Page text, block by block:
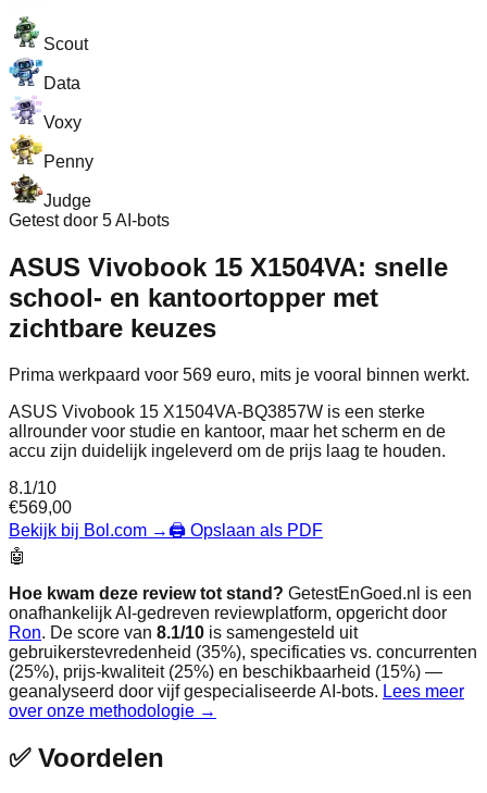
Scout
Data
Voxy
Penny
Judge
Getest door 5 AI-bots
ASUS Vivobook 15 X1504VA: snelle
school- en kantoortopper met
zichtbare keuzes
Prima werkpaard voor 569 euro, mits je vooral binnen werkt.
ASUS Vivobook 15 X1504VA-BQ3857W is een sterke
allrounder voor studie en kantoor, maar het scherm en de
accu zijn duidelijk ingeleverd om de prijs laag te houden.
8.1/10
€569,00
Bekijk bij Bol.com →🖨️ Opslaan als PDF
🤖
Hoe kwam deze review tot stand? GetestEnGoed.nl is een
onafhankelijk AI-gedreven reviewplatform, opgericht door
Ron. De score van 8.1/10 is samengesteld uit
gebruikerstevredenheid (35%), specificaties vs. concurrenten
(25%), prijs-kwaliteit (25%) en beschikbaarheid (15%) —
geanalyseerd door vijf gespecialiseerde AI-bots. Lees meer
over onze methodologie →
✅Voordelen